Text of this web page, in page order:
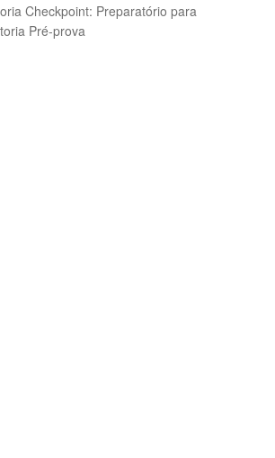
Checkpoint: Preparatório para
Pré-prova